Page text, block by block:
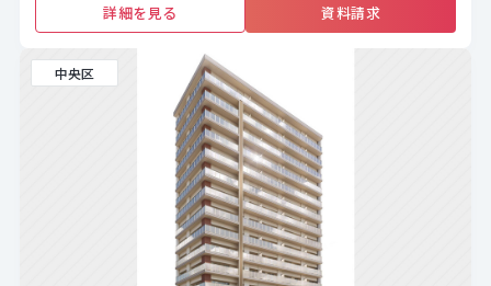
詳細を見る 資料請求
中央区